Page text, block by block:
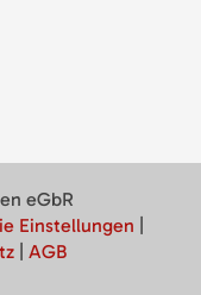
eGbR
Einstellungen
AGB